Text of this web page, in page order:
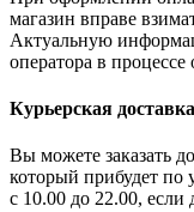
магазин вправе
Актуальную
оператора в процессе
Курьерская
Вы можете заказать
который прибудет по
с 10.00 до 22.00, если